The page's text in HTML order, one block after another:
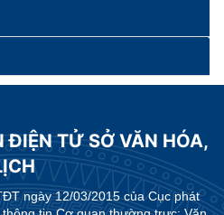
ĐIỆN TỬ SỞ VĂN HÓA,
ngày 12/03/2015 của Cục phát